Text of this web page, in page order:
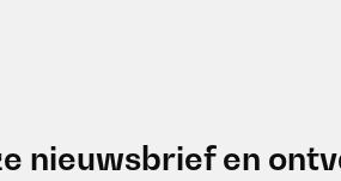
nieuwsbrief en